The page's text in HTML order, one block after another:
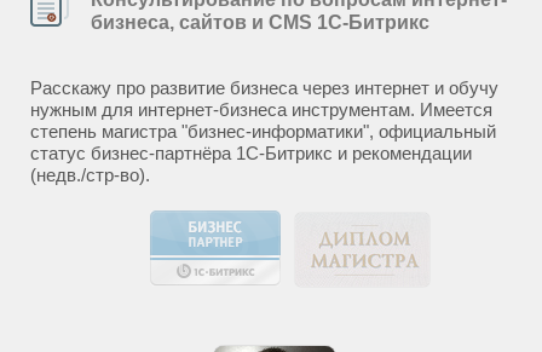
бизнеса, сайтов и CMS 1С-Битрикс
Расскажу про развитие бизнеса через интернет и обучу
нужным для интернет-бизнеса инструментам. Имеется
степень магистра "бизнес-информатики", официальный
статус бизнес-партнёра 1С-Битрикс и рекомендации
(недв./стр-во).